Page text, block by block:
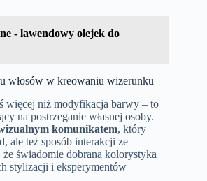
- lawendowy olejek do
włosów w kreowaniu wizerunku
więcej niż modyfikacja barwy – to
na postrzeganie własnej osoby.
komunikatem, który
ale też sposób interakcji ze
świadomie dobrana kolorystyka
stylizacji i eksperymentów